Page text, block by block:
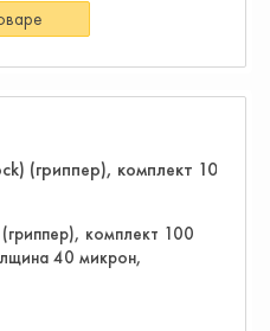
комплект 100
40 микрон,